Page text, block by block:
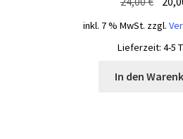
Preis
24,00
inkl. 7 % MwSt. zzgl.
Lieferzeit: 4-5
In den